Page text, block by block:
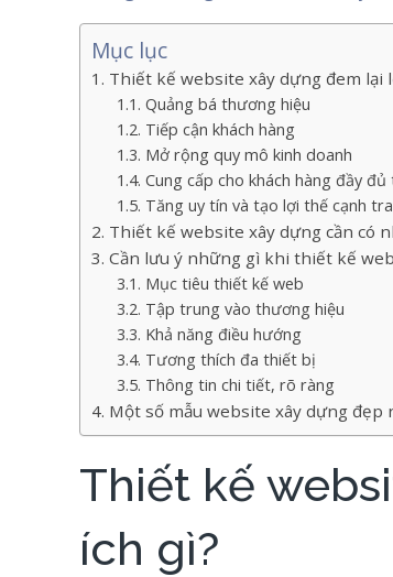
Mục lục
Thiết kế website xây dựng đem lại
Quảng bá thương hiệu
Tiếp cận khách hàng
Mở rộng quy mô kinh doanh
Cung cấp cho khách hàng đầy
Tăng uy tín và tạo lợi thế cạnh
Thiết kế website xây dựng cần có
Cần lưu ý những gì khi thiết kế
Mục tiêu thiết kế web
Tập trung vào thương hiệu
Khả năng điều hướng
Tương thích đa thiết bị
Thông tin chi tiết, rõ ràng
Một số mẫu website xây dựng đẹp
Thiết kế
ích gì?